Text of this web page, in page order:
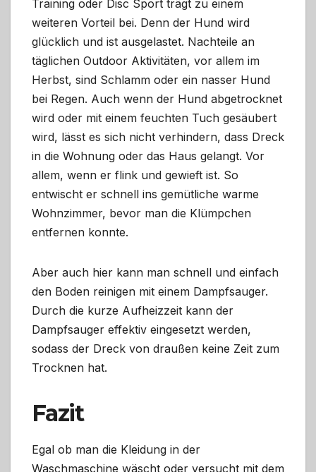
Training oder Disc Sport trägt zu einem
weiteren Vorteil bei. Denn der Hund wird
glücklich und ist ausgelastet. Nachteile an
täglichen Outdoor Aktivitäten, vor allem im
Herbst, sind Schlamm oder ein nasser Hund
bei Regen. Auch wenn der Hund abgetrocknet
wird oder mit einem feuchten Tuch gesäubert
wird, lässt es sich nicht verhindern, dass Dreck
in die Wohnung oder das Haus gelangt. Vor
allem, wenn er flink und gewieft ist. So
entwischt er schnell ins gemütliche warme
Wohnzimmer, bevor man die Klümpchen
entfernen konnte.
Aber auch hier kann man schnell und einfach
den Boden reinigen mit einem Dampfsauger.
Durch die kurze Aufheizzeit kann der
Dampfsauger effektiv eingesetzt werden,
sodass der Dreck von draußen keine Zeit zum
Trocknen hat.
Fazit
Egal ob man die Kleidung in der
Waschmaschine wäscht oder versucht mit dem